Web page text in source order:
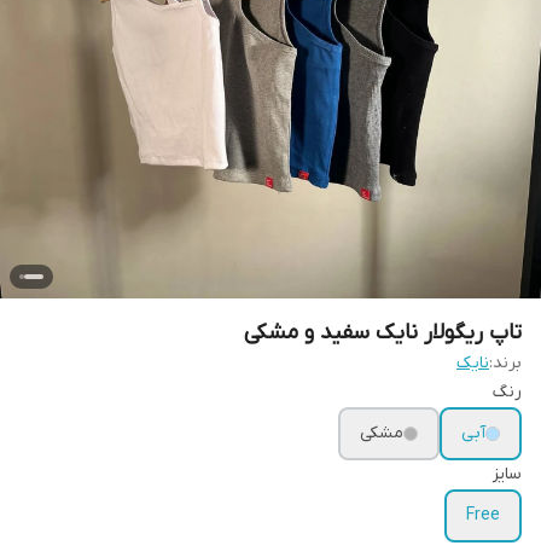
تاپ ریگولار نایک سفید و مشکی
برند:نایک
رنگ
آبی
مشکی
سایز
Free